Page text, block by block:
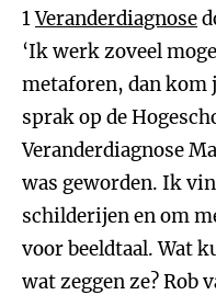
1Veranderdiagnose
‘Ik werk zoveel
metaforen, dan kom
sprak op de
Veranderdiagnose
was geworden. Ik
schilderijen en om
voor beeldtaal. Wat
wat zeggen ze? Rob